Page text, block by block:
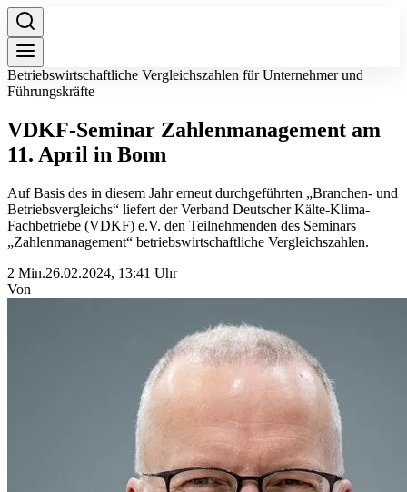
Betriebswirtschaftliche Vergleichszahlen für Unternehmer und
Führungskräfte
VDKF-Seminar Zahlenmanagement am
11. April in Bonn
Auf Basis des in diesem Jahr erneut durchgeführten „Branchen- und
Betriebsvergleichs“ liefert der Verband Deutscher Kälte-Klima-
Fachbetriebe (VDKF) e.V. den Teilnehmenden des Seminars
„Zahlenmanagement“ betriebswirtschaftliche Vergleichszahlen.
2 Min.26.02.2024, 13:41 Uhr
Von